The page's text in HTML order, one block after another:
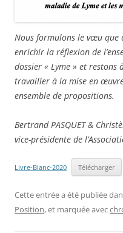
Nous formulons le vœu que
enrichir la réflexion de
dossier « Lyme » et
travailler à la mise en
ensemble de propositions.
Bertrand PASQUET &
vice-présidente de
Livre-Blanc-2020 Télécharger
Cette entrée a été publiée
Position, et marquée avec